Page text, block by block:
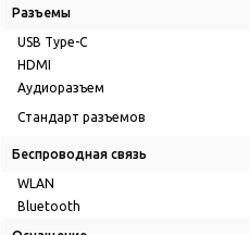
Разъемы
USB Type-C
HDMI
Аудиоразъем
Стандарт разъемов
Беспроводная связь
WLAN
Bluetooth